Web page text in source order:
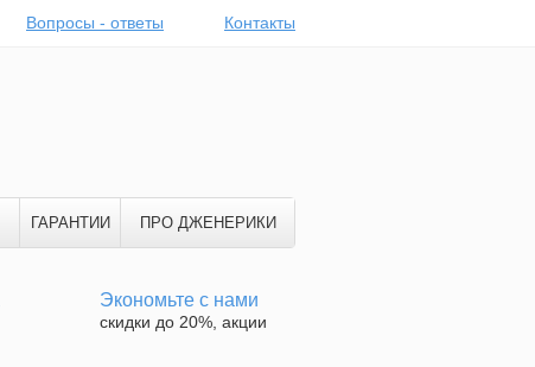
Вопросы - ответы Контакты
ГАРАНТИИ ПРО ДЖЕНЕРИКИ
Экономьте с нами
скидки до 20%, акции